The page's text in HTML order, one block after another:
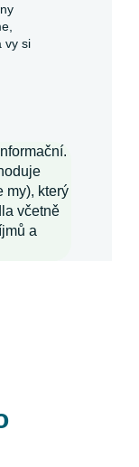
vy si
my), který
včetně
a